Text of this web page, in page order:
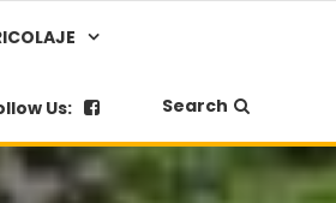
Us: Search